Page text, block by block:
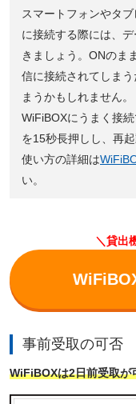
スマートフォンやタ
に接続する際には、
きましょう。ONのま
信に接続されてしま
まうかもしれません。
WiFiBOXにうまく接
を15秒長押しし、再
使い方の詳細は
い。
＼貸出
事前受取の可否
WiFiBOXは2日前受取が